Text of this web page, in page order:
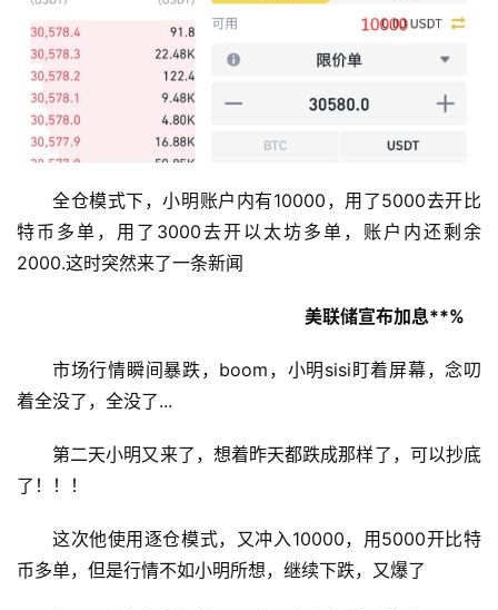
全仓模式下，小明账户内有10000，用了5000去开比
特币多单，用了3000去开以太坊多单，账户内还剩余
2000.这时突然来了一条新闻
美联储宣布加息**%
市场行情瞬间暴跌，boom，小明sisi盯着屏幕，念叨
着全没了，全没了...
第二天小明又来了，想着昨天都跌成那样了，可以抄底
了！！！
这次他使用逐仓模式，又冲入10000，用5000开比特
币多单，但是行情不如小明所想，继续下跌，又爆了